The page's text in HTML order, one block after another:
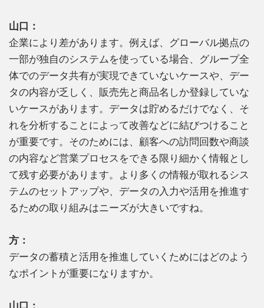
山口：
企業により差があります。例えば、グローバル拠点の
一部が独自のシステムを使っている場合、グループ全
体でのデータ共有が実現できていないケースや、デー
タの内容が乏しく、販売先と商品名しか登録していな
いケースがあります。データは貯めるだけでなく、そ
れを分析することによって改善などに結びつけること
が重要です。そのためには、顧客への訪問回数や商談
の内容など営業プロセスをできる限り細かく情報とし
て残す必要があります。より多くの情報が取れるシス
テムのセットアップや、データの入力や活用を推進す
るための取り組みはニーズが大きいですね。
方：
データの蓄積と活用を推進していくためにはどのよう
なポイントが重要になりますか。
山口：